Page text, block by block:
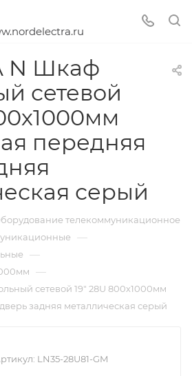
N Шкаф
сетевой
передняя
серый
телекоммуникационное
—
—
—
сетевой 19" 28U 800х1000мм
задняя металлическая серый
LN35-28U81-GM